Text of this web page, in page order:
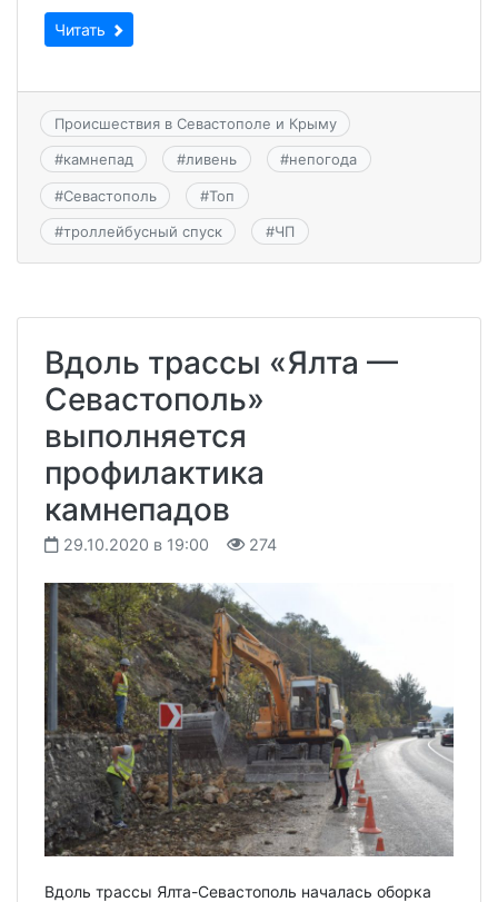
Читать
Происшествия в Севастополе и Крыму
#камнепад #ливень #непогода
#Севастополь #Топ
#троллейбусный спуск #ЧП
Вдоль трассы «Ялта —
Севастополь»
выполняется
профилактика
камнепадов
29.10.2020 в 19:00 274
Вдоль трассы Ялта-Севастополь началась оборка